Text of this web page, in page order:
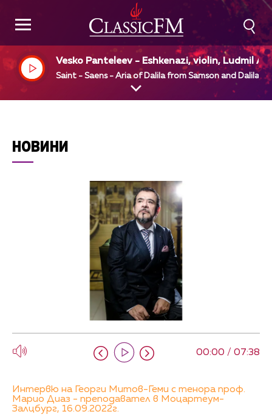
Vesko Panteleev - Eshkenazi, violin, Ludmil
elov, piano
Saint - Saens - Aria of Dalila from Samson and Dalila
НОВИНИ
00:00 / 07:38
Интервю на Георги Митов-Геми с тенора проф.
Марио Диаз - преподавател в Моцартеум-
Залцбург, 16.09.2022г.